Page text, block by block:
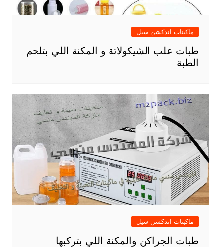
ماكينات اندكشن سيل
طبات علب الشيكولاتة و المكنة اللي بتلحم
الطبة
ماكينات اندكشن سيل
طبات الجراكن والمكنة اللي بتركبها